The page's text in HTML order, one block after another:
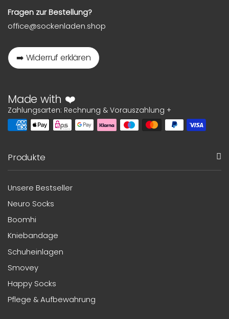
Fragen zur Bestellung?
office@sockenladen.shop
➡️ Widerruf erklären
Made with ❤️
Zahlungsarten: Rechnung & Vorauszahlung +
Produkte
Unsere Bestseller
Neuro Socks
Boomhi
Kniebandage
Schuheinlagen
Smovey
Happy Socks
Pflege & Aufbewahrung